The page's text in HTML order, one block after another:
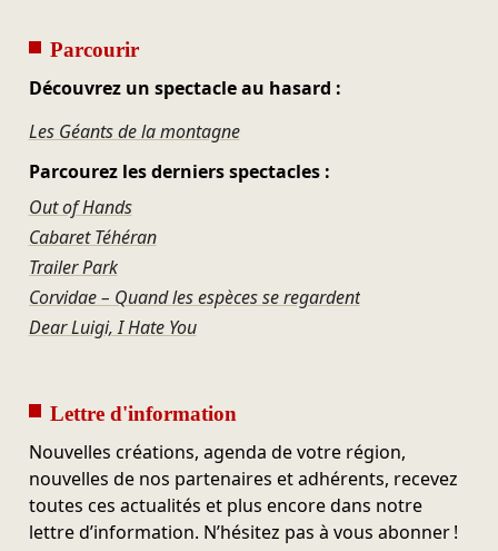
Parcourir
Découvrez un spectacle au hasard :
Les Géants de la montagne
Parcourez les derniers spectacles :
Out of Hands
Cabaret Téhéran
Trailer Park
Corvidae – Quand les espèces se regardent
Dear Luigi, I Hate You
Lettre d'information
Nouvelles créations, agenda de votre région,
nouvelles de nos partenaires et adhérents, recevez
toutes ces actualités et plus encore dans notre
lettre d’information. N’hésitez pas à vous abonner !